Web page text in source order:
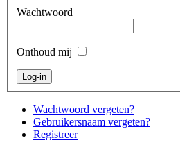
Wachtwoord
Onthoud mij
Wachtwoord vergeten?
Gebruikersnaam vergeten?
Registreer